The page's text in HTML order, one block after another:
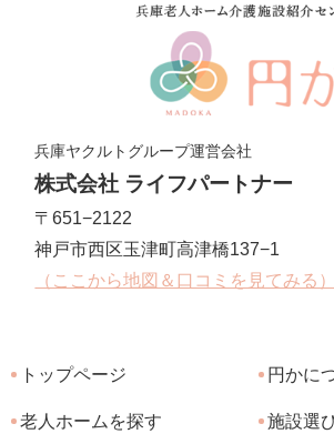
兵庫ヤクルトグループ運営会社
株式会社 ライフパートナー
〒651−2122
神戸市西区玉津町高津橋137−1
（ここから地図＆口コミを見てみる）
トップページ 円かに
老人ホームを探す 施設選